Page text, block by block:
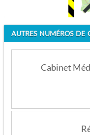
Cabinet